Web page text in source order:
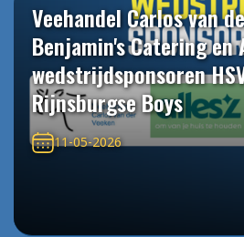
Veehandel Carlos van
Benjamin's Catering en
wedstrijdsponsoren
Rijnsburgse Boys
11-05-2026